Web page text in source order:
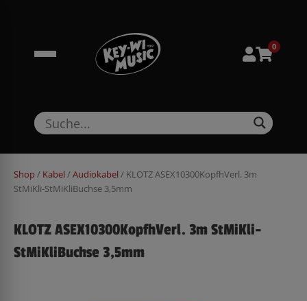
0
Shop/ Kabel /Audiokabel / KLOTZ ASEX10300KopfhVerl. 3m
StMiKli-StMiKliBuchse 3,5mm
KLOTZ ASEX10300KopfhVerl. 3m StMiKli-
StMiKliBuchse 3,5mm